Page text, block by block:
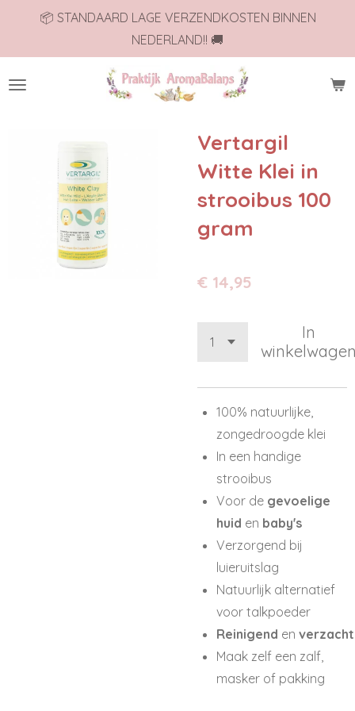
de
📦 STANDAARD LAGE VERZENDKOSTEN BINNEN
NEDERLAND!! 🚚
Vertargil
Witte Klei in
strooibus 100
gram
€ 14,95
In
100% natuurlijke,
zongedroogde klei
In een handige
strooibus
Voor de gevoelige
huid en baby's
Verzorgend bij
luieruitslag
Natuurlijk alternatief
voor talkpoeder
Reinigend en
Maak zelf een zalf,
masker of pakking